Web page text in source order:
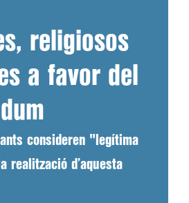
religiosos
a favor del
consideren "legítima
realització d’aquesta